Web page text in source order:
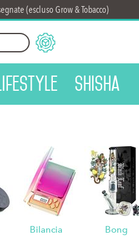
(escluso Grow & Tobacco)
Shisha
Bilancia Bong